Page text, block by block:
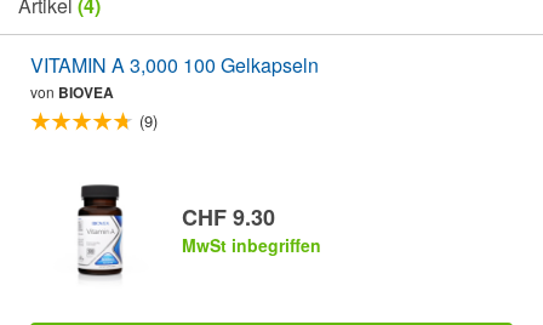
VITAMIN A 3,000 100 Gelkapseln
von BIOVEA
(9)
CHF 9.30
MwSt inbegriffen